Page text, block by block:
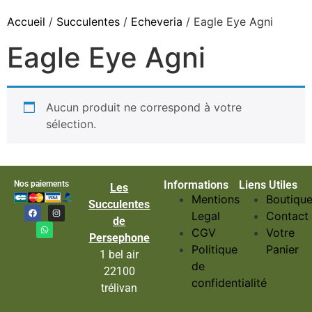
Accueil / Succulentes / Echeveria / Eagle Eye Agni
Eagle Eye Agni
Aucun produit ne correspond à votre
sélection.
Nos paiements
Les
Succulentes
de
Persephone
1 bel air
22100
trélivan
Informations
Mentions
Legal
CGV
Politique
de
confidentialité
Liens Utiles
Contact
Votre
Panier